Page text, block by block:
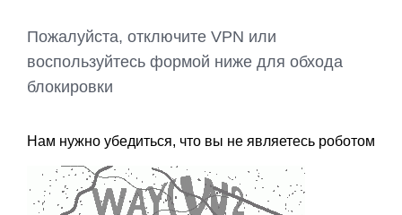
Пожалуйста, отключите VPN или
воспользуйтесь формой ниже для обхода
блокировки
Нам нужно убедиться, что вы не являетесь роботом